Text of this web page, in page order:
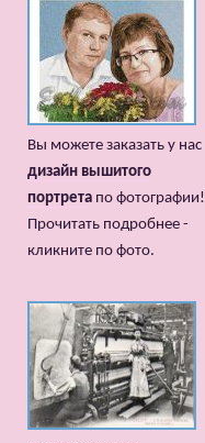
Вы можете заказать у нас
дизайн вышитого
портрета по фотографии!
Прочитать подробнее -
кликните по фото.